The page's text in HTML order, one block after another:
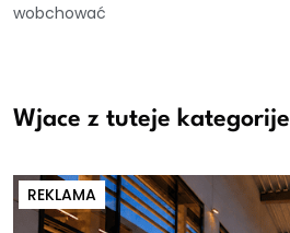
wobchować
Wjace z tuteje kategorije
REKLAMA